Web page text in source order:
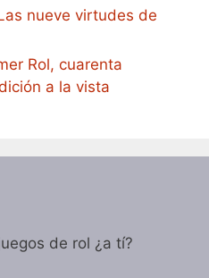
nueve virtudes de
Rol, cuarenta
a la vista
de rol ¿a tí?